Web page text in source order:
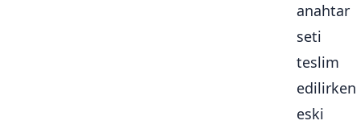
anahtar
seti
teslim
edilirken
eski